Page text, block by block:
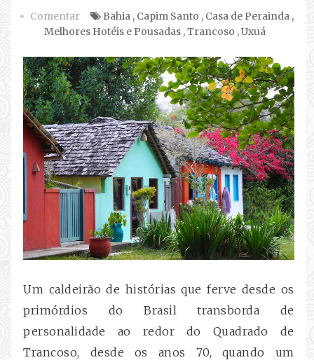
Comentar Bahia , Capim Santo , Casa de Perainda ,
Melhores Hotéis e Pousadas,Trancoso ,Uxuá
Um caldeirão de histórias que ferve desde os
primórdios do Brasil transborda de
personalidade ao redor do Quadrado de
Trancoso, desde os anos 70, quando um